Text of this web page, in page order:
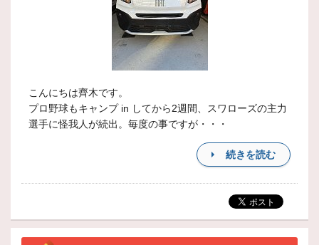
こんにちは齊木です。
プロ野球もキャンプ in してから2週間、スワローズの主力
選手に怪我人が続出。毎度の事ですが・・・
続きを読む